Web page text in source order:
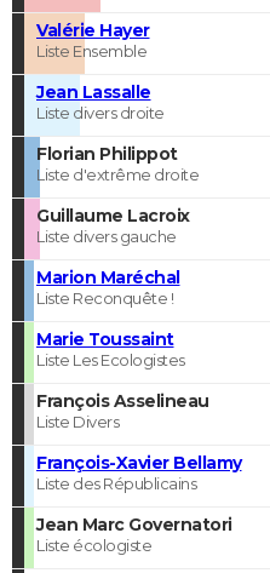
Valérie Hayer
Liste Ensemble
Jean Lassalle
Liste divers droite
Florian Philippot
Liste d'extrême droite
Guillaume Lacroix
Liste divers gauche
Marion Maréchal
Liste Reconquête !
Marie Toussaint
Liste Les Ecologistes
François Asselineau
Liste Divers
François-Xavier Bellamy
Liste des Républicains
Jean Marc Governatori
Liste écologiste